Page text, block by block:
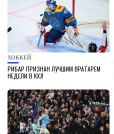
ХОККЕЙ
РИБАР ПРИЗНАН ЛУЧШИМ ВРАТАРЕМ
НЕДЕЛИ В КХЛ